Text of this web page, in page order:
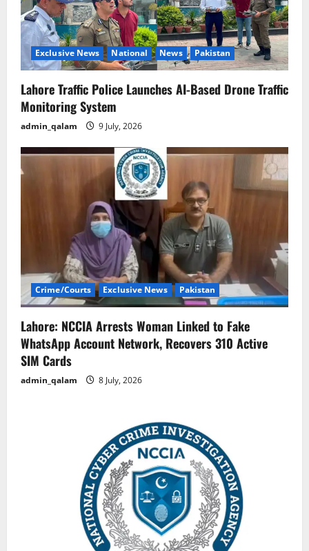
Exclusive News National News Pakistan
Lahore Traffic Police Launches AI-Based Drone Traffic
Monitoring System
admin_qalam 9 July, 2026
Crime/Courts Exclusive News Pakistan
Lahore: NCCIA Arrests Woman Linked to Fake
WhatsApp Account Network, Recovers 310 Active
SIM Cards
admin_qalam 8 July, 2026